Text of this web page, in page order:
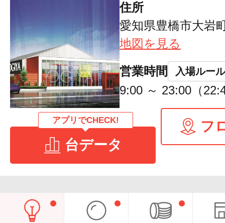
住所
愛知県豊橋市大岩
地図を見る
営業時間 入場ルール
9:00 ～ 23:00（
アプリでCHECK!
台データ
フ